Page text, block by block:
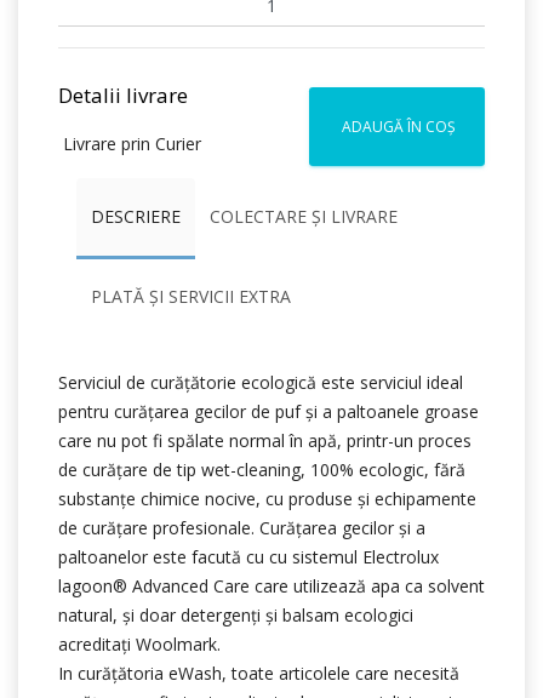
ADAUGĂ ÎN COȘ
Detalii livrare
Livrare prin Curier
DESCRIERE COLECTARE ȘI LIVRARE
PLATĂ ȘI SERVICII EXTRA
Serviciul de curățătorie ecologică este serviciul ideal
pentru curățarea gecilor de puf și a paltoanele groase
care nu pot fi spălate normal în apă, printr-un proces
de curățare de tip wet-cleaning, 100% ecologic, fără
substanțe chimice nocive, cu produse și echipamente
de curățare profesionale. Curățarea gecilor și a
paltoanelor este facută cu cu sistemul Electrolux
lagoon® Advanced Care care utilizează apa ca solvent
natural, şi doar detergenți şi balsam ecologici
acreditați Woolmark.
In curățătoria eWash, toate articolele care necesită